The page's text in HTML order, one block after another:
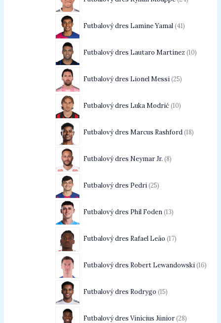
Futbalový dres Lamine Yamal 41
Futbalový dres Lautaro Martínez 10
Futbalový dres Lionel Messi 25
Futbalový dres Luka Modrić 10
Futbalový dres Marcus Rashford 18
Futbalový dres Neymar Jr. 8
Futbalový dres Pedri 25
Futbalový dres Phil Foden 13
Futbalový dres Rafael Leão 17
Futbalový dres Robert Lewandowski 16
Futbalový dres Rodrygo 15
Futbalový dres Vinícius Júnior 28